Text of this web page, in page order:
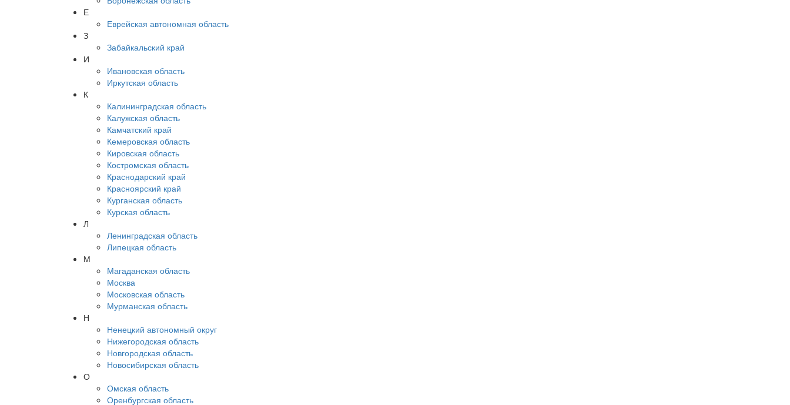
Е
Еврейская автономная область
З
Забайкальский край
И
Ивановская область
Иркутская область
К
Калининградская область
Калужская область
Камчатский край
Кемеровская область
Кировская область
Костромская область
Краснодарский край
Красноярский край
Курганская область
Курская область
Л
Ленинградская область
Липецкая область
М
Магаданская область
Москва
Московская область
Мурманская область
Н
Ненецкий автономный округ
Нижегородская область
Новгородская область
Новосибирская область
О
Омская область
Оренбургская область